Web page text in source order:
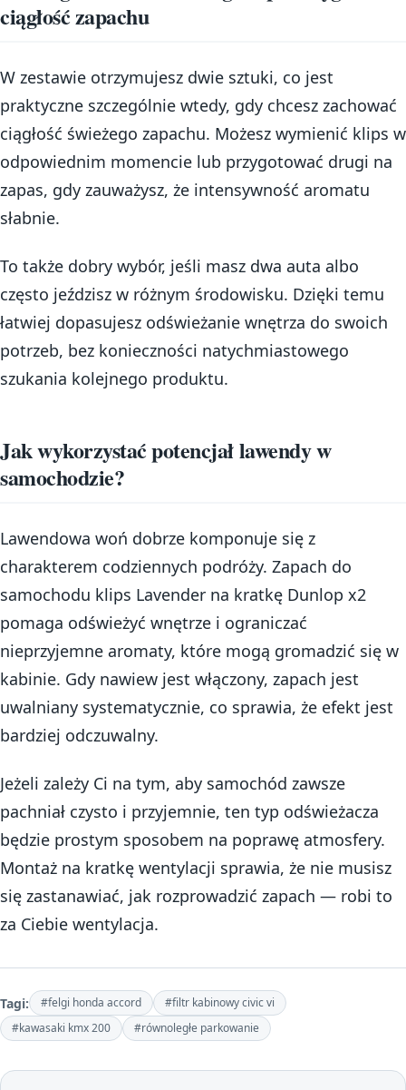
ciągłość zapachu
W zestawie otrzymujesz dwie sztuki, co jest
praktyczne szczególnie wtedy, gdy chcesz zachować
ciągłość świeżego zapachu. Możesz wymienić klips w
odpowiednim momencie lub przygotować drugi na
zapas, gdy zauważysz, że intensywność aromatu
słabnie.
To także dobry wybór, jeśli masz dwa auta albo
często jeździsz w różnym środowisku. Dzięki temu
łatwiej dopasujesz odświeżanie wnętrza do swoich
potrzeb, bez konieczności natychmiastowego
szukania kolejnego produktu.
Jak wykorzystać potencjał lawendy w
samochodzie?
Lawendowa woń dobrze komponuje się z
charakterem codziennych podróży. Zapach do
samochodu klips Lavender na kratkę Dunlop x2
pomaga odświeżyć wnętrze i ograniczać
nieprzyjemne aromaty, które mogą gromadzić się w
kabinie. Gdy nawiew jest włączony, zapach jest
uwalniany systematycznie, co sprawia, że efekt jest
bardziej odczuwalny.
Jeżeli zależy Ci na tym, aby samochód zawsze
pachniał czysto i przyjemnie, ten typ odświeżacza
będzie prostym sposobem na poprawę atmosfery.
Montaż na kratkę wentylacji sprawia, że nie musisz
się zastanawiać, jak rozprowadzić zapach — robi to
za Ciebie wentylacja.
Tagi: #felgi honda accord
#filtr kabinowy civic vi
#kawasaki kmx 200
#równoległe parkowanie